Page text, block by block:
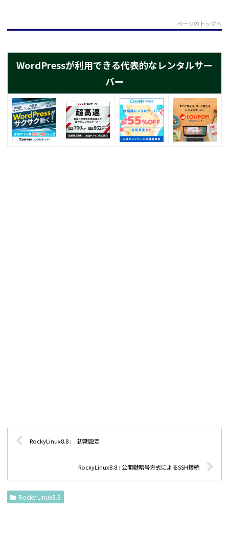
ページのトップへ
WordPressが利用できる代表的なレンタルサー
バー
RockyLinux8.8 : 初期設定
RockyLinux8.8 : 公開鍵暗号方式によるSSH接続
Rocky Linux8.8